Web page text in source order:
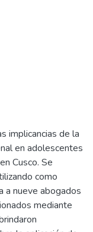
implicancias de la
en adolescentes
Cusco. Se
como
a nueve abogados
mediante